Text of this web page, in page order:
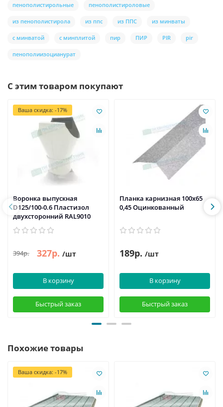
пенополистирольные пенополистироловые
из пенополистирола из ппс из ППС из минваты
с минватой с минплитой пир ПИР PIR pir
пенополиизоцианурат
С этим товаром покупают
Ваша скидка: -17%
Воронка выпускная
D125/100-0.6 Пластизол
двухсторонний RAL9010
394р. 327р. /шт
В корзину
Быстрый заказ
Планка карнизная 100х65
0,45 Оцинкованный
189р. /шт
В корзину
Быстрый заказ
Похожие товары
Ваша скидка: -17%